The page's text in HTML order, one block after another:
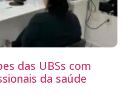
das UBSs com
da saúde